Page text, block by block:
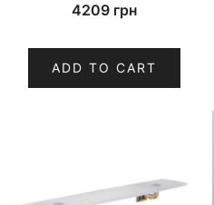
4209 грн
ADD TO CART